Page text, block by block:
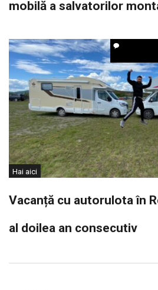
mobilă a salvatorilor
Hai aici
Vacanță cu autorulota în
al doilea an consecutiv